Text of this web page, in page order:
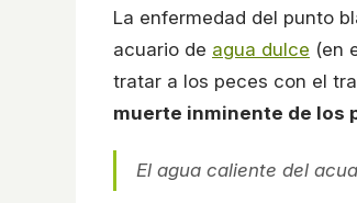
La enfermedad del punto
acuario de agua dulce (en
tratar a los peces con el
muerte inminente de los
El agua caliente del